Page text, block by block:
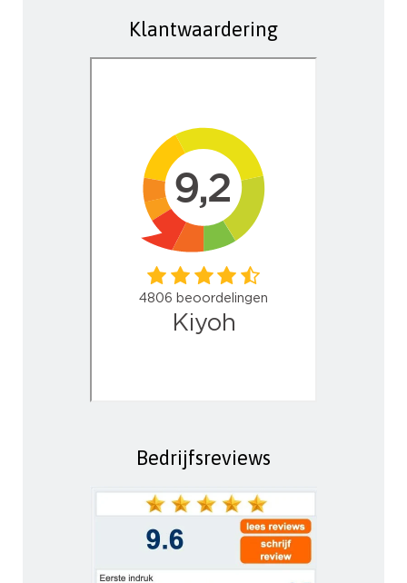
Klantwaardering
Bedrijfsreviews